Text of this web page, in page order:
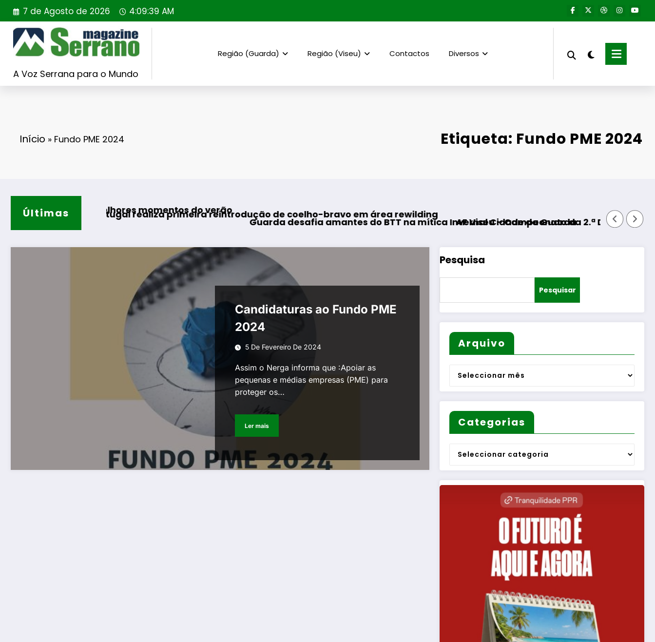
Saltar
para
conteúdo
7 de Agosto de 2026 4:09:40 AM
A Voz Serrana para o Mundo
Região (Guarda) Região (Viseu) Contactos Diversos
Início » Fundo PME 2024 Etiqueta: Fundo PME 2024
Últimas
os melhores momentos do verão
Portugal realiza primeira reintrodução de coelho-bravo em área rewilding
Guarda desafia amantes do BTT na mítica Invernal Cidade da Guarda
AF Viseu – Campeonato da 2.ª Divisão Distrital –
Candidaturas ao Fundo PME
2024
5 De Fevereiro De 2024
Assim o Nerga informa que :Apoiar as
pequenas e médias empresas (PME) para
proteger os…
Ler mais
Pesquisa
Pesquisar
Arquivo
Arquivo
Categorias
Categorias